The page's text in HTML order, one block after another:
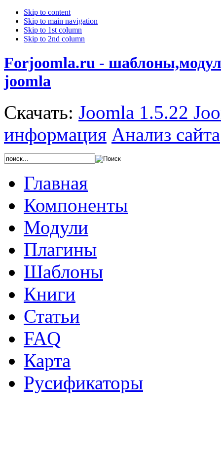
Skip to content
Skip to main navigation
Skip to 1st column
Skip to 2nd column
Forjoomla.ru -
joomla
Скачать: Joomla 1.5.22
информация Анализ сайта
Главная
Компоненты
Модули
Плагины
Шаблоны
Книги
Статьи
FAQ
Карта
Русификаторы